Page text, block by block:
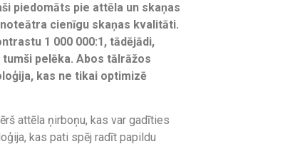
piedomāts pie attēla un skaņas
cienīgu skaņas kvalitāti.
1 000 000:1, tādējādi,
pelēka. Abos tālrāžos
kas ne tikai optimizē
attēla ņirboņu, kas var gadīties
kas pati spēj radīt papildu